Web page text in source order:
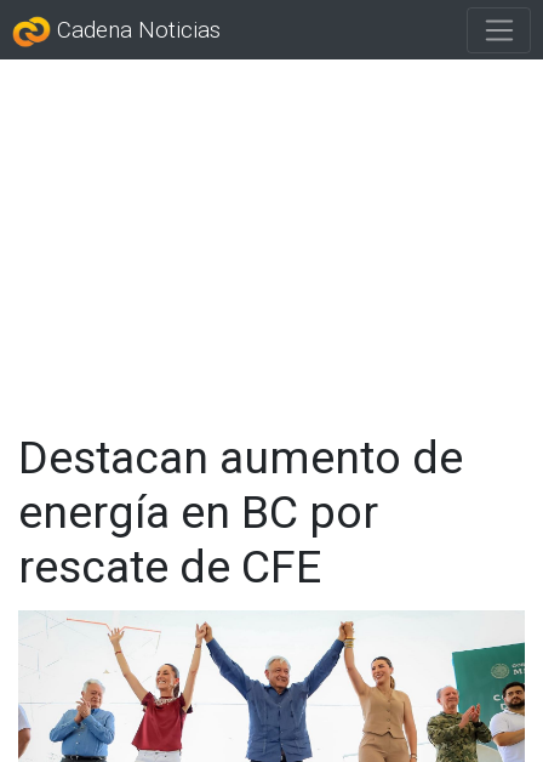
Cadena Noticias
Destacan aumento de
energía en BC por
rescate de CFE